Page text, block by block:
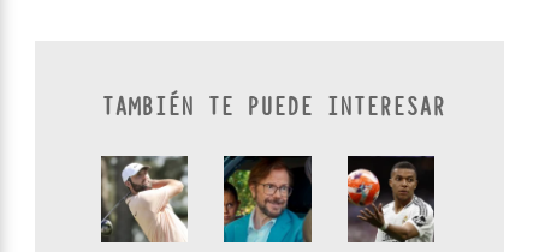
TAMBIÉN TE PUEDE INTERESAR